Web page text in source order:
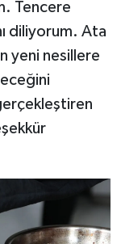
Tencere
diliyorum. Ata
yeni nesillere